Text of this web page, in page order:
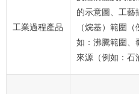
工業過程產品
的示意圖、工藝
（烷基）範圍
如：沸騰範圍、
來源（例如：石